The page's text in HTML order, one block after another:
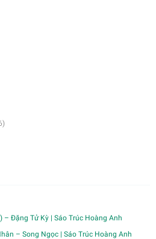
Đặng Tử Kỳ | Sáo Trúc Hoàng Anh
– Song Ngọc | Sáo Trúc Hoàng Anh